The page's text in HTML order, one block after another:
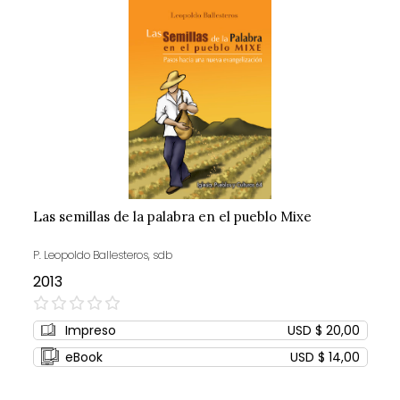
Las semillas de la palabra en el pueblo Mixe
P. Leopoldo Ballesteros, sdb
2013
0%
Impreso
USD $ 20,00
eBook
USD $ 14,00